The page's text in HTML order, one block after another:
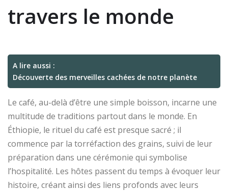
travers le monde
A lire aussi :
Découverte des merveilles cachées de notre planète
Le café, au-delà d’être une simple boisson, incarne une
multitude de traditions partout dans le monde. En
Éthiopie, le rituel du café est presque sacré ; il
commence par la torréfaction des grains, suivi de leur
préparation dans une cérémonie qui symbolise
l’hospitalité. Les hôtes passent du temps à évoquer leur
histoire, créant ainsi des liens profonds avec leurs